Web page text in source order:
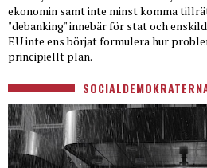
ekonomin samt inte minst komma
"debanking" innebär för stat och
EU inte ens börjat formulera hur
principiellt plan.